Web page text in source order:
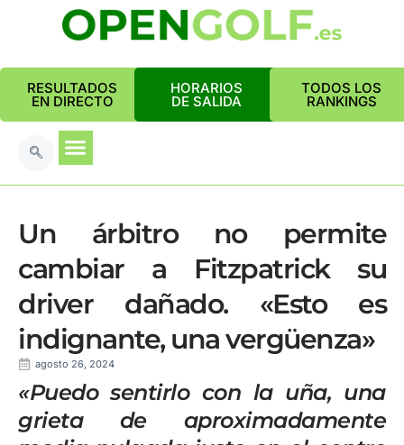
RESULTADOS
EN DIRECTO
HORARIOS
DE SALIDA
TODOS LOS
RANKINGS
Un árbitro no permite
cambiar a Fitzpatrick su
driver dañado. «Esto es
indignante, una vergüenza»
agosto 26, 2024
«Puedo sentirlo con la uña, una
grieta de aproximadamente